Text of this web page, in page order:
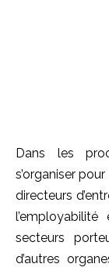
Dans les
s’organiser
directeurs
secteurs
d’autres